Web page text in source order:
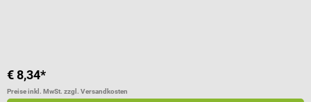
€ 8,34*
Preise inkl. MwSt. zzgl. Versandkosten